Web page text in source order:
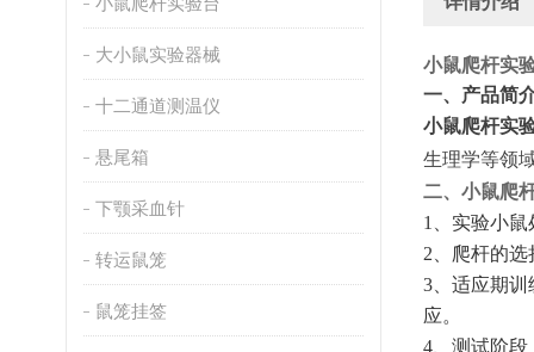
大小鼠实验器械
十二通道测温仪
悬尾箱
下颚采血针
转运鼠笼
鼠笼挂签
小鼠爬杆实
一、产品简
小鼠爬杆实
生理学等领
二、小鼠爬
1、 实验小鼠
2、 爬杆的选
3、 适应期训
应。
4、 测试阶段